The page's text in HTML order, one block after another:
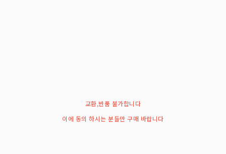
교환,반품 불가합니다
이에 동의 하시는 분들만 구매 바랍니다